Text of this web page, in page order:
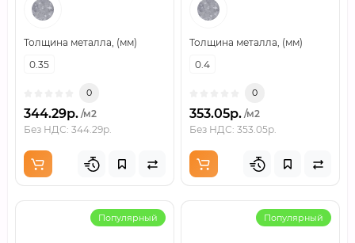
Толщина металла, (мм)
0.35
0
344.29р. /м2
Без НДС: 344.29р.
Толщина металла, (мм)
0.4
0
353.05р. /м2
Без НДС: 353.05р.
Популярный Популярный